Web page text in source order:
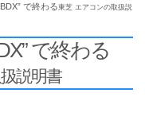
で終わる東芝 エアコンの取扱説
で終わる
説明書